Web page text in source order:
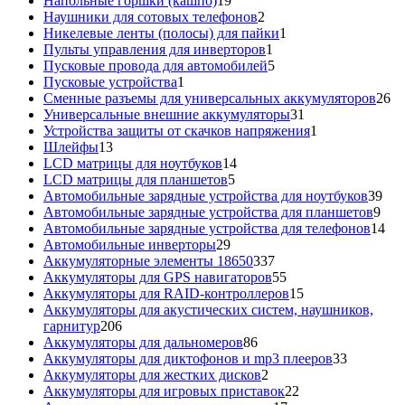
товаров
Наушники для сотовых телефонов2
товара
Никелевые ленты (полосы) для пайки1
Пульты управления для инверторов1
товар
Пусковые провода для автомобилей55
Пусковые устройства1
товар
Сменные разъемы для универсальных аккумуляторов2626
Универсальные внешние аккумуляторы31
товар
Устройства защиты от скачков напряжения1
Шлейфы1313
товаров
LCD матрицы для ноутбуков1414
LCD матрицы для планшетов55
товаров
Автомобильные зарядные устройства для ноутбуков3939
Автомобильные зарядные устройства для планшетов99
Автомобильные зарядные устройства для телефонов1414
Автомобильные инверторы2929
товаров
Аккумуляторные элементы 18650337337
товаров
Аккумуляторы для GPS навигаторов5555
товаров
Аккумуляторы для RAID-контроллеров1515
товаров
Аккумуляторы для акустических систем, наушников,
гарнитур206206
товаров
Аккумуляторы для дальномеров8686
товаров
Аккумуляторы для диктофонов и mp3 плееров3333
Аккумуляторы для жестких дисков2
товара
Аккумуляторы для игровых приставок22